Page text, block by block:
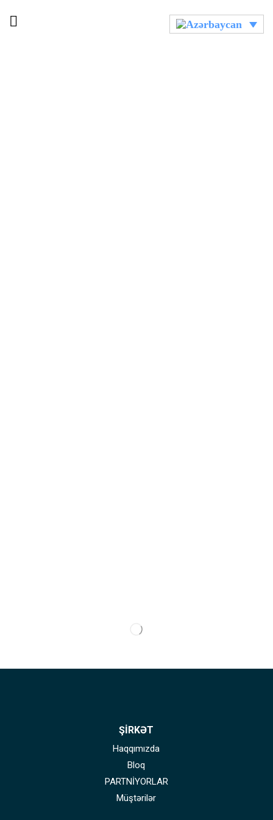
ŞİRKƏT
Haqqımızda
Bloq
PARTNİYORLAR
Müştərilər